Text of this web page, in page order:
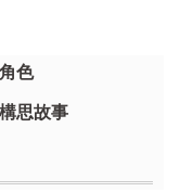
色
思故事